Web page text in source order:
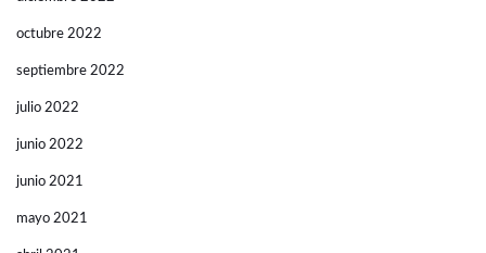
octubre 2022
septiembre 2022
julio 2022
junio 2022
junio 2021
mayo 2021